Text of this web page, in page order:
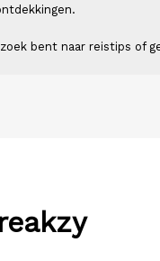
bent naar reistips of